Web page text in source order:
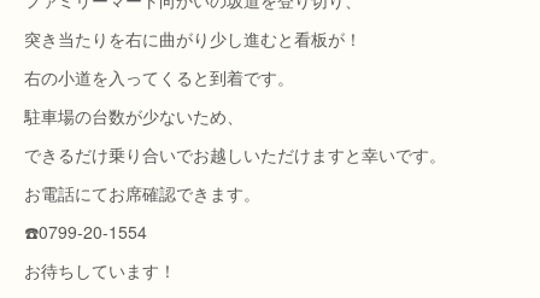
突き当たりを右に曲がり少し進むと看板が！
右の小道を入ってくると到着です。
駐車場の台数が少ないため、
できるだけ乗り合いでお越しいただけますと幸いです。
お電話にてお席確認できます。
☎️0799-20-1554
お待ちしています！